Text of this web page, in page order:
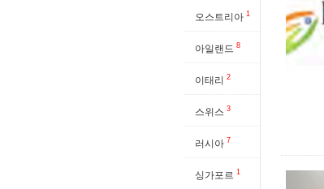
오스트리아 1
아일랜드 8
이태리 2
스위스 3
러시아 7
싱가포르 1